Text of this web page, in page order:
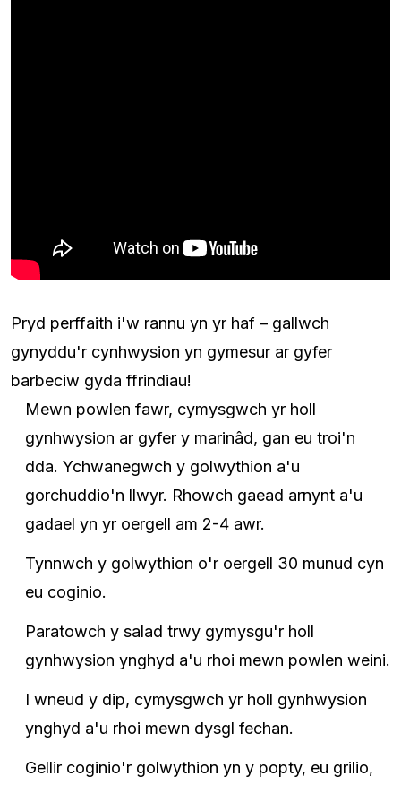
Pryd perffaith i'w rannu yn yr haf – gallwch
gynyddu'r cynhwysion yn gymesur ar gyfer
barbeciw gyda ffrindiau!
Mewn powlen fawr, cymysgwch yr holl
gynhwysion ar gyfer y marinâd, gan eu troi'n
dda. Ychwanegwch y golwythion a'u
gorchuddio'n llwyr. Rhowch gaead arnynt a'u
gadael yn yr oergell am 2-4 awr.
Tynnwch y golwythion o'r oergell 30 munud cyn
eu coginio.
Paratowch y salad trwy gymysgu'r holl
gynhwysion ynghyd a'u rhoi mewn powlen weini.
I wneud y dip, cymysgwch yr holl gynhwysion
ynghyd a'u rhoi mewn dysgl fechan.
Gellir coginio'r golwythion yn y popty, eu grilio,